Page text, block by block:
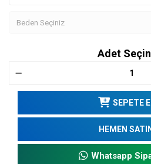
Adet
SEPETE
HEMEN
Whatsapp